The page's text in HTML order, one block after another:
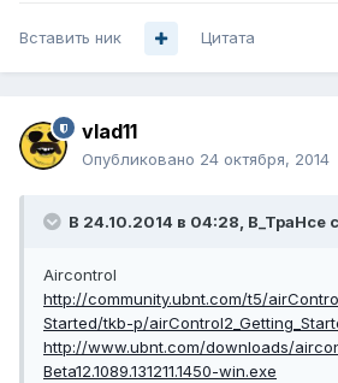
Вставить ник Цитата
vlad11
Опубликовано 24 октября, 2014
В 24.10.2014 в 04:28, B_TpaHce
Aircontrol
http://community.ubnt.com/t5/
Started/tkb-p/
http://www.ubnt.com/downloads/
Beta12.1089.131211.1450-win.exe